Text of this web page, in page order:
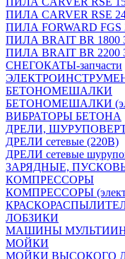
ПИЛА CARVER RSE
ПИЛА FORWARD FGS
ПИЛА BRAIT BR 1800
ПИЛА BRAIT BR 2200
СНЕГОКАТЫ-запчасти
БЕТОНОМЕШАЛКИ
БЕТОНОМЕШАЛКИ
ВИБРАТОРЫ БЕТОНА
ДРЕЛИ,
ДРЕЛИ сетевые (220В)
ДРЕЛИ сетевые
ЗАРЯДНЫЕ,
КОМПРЕССОРЫ
КОМПРЕССОРЫ
ЛОБЗИКИ
МАШИНЫ
МОЙКИ
МОЙКИ ВЫСОКОГО